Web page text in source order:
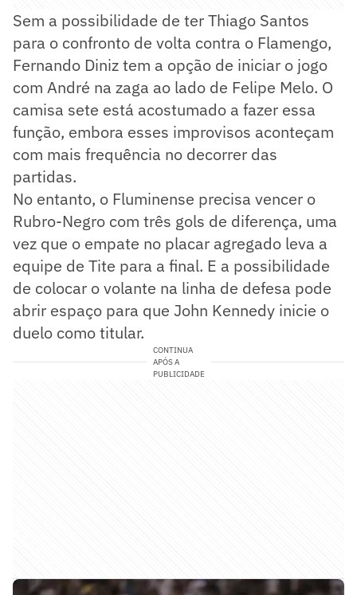
Sem a possibilidade de ter Thiago Santos
para o confronto de volta contra o Flamengo,
Fernando Diniz tem a opção de iniciar o jogo
com André na zaga ao lado de Felipe Melo. O
camisa sete está acostumado a fazer essa
função, embora esses improvisos aconteçam
com mais frequência no decorrer das
partidas.
No entanto, o Fluminense precisa vencer o
Rubro-Negro com três gols de diferença, uma
vez que o empate no placar agregado leva a
equipe de Tite para a final. E a possibilidade
de colocar o volante na linha de defesa pode
abrir espaço para que John Kennedy inicie o
duelo como titular.
CONTINUA
APÓS A
PUBLICIDADE